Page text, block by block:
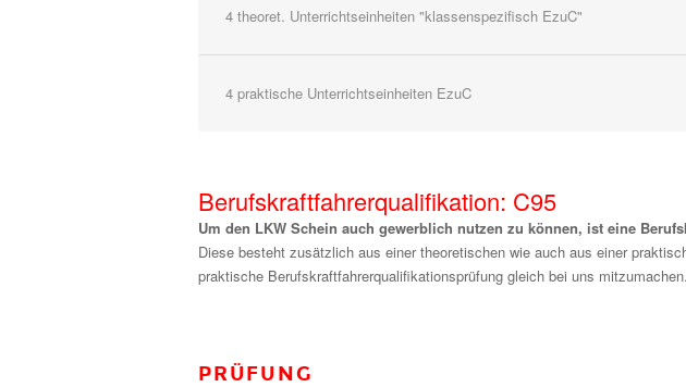
4 theoret. Unterrichtseinheiten "klassenspezifisch EzuC"
4 praktische Unterrichtseinheiten EzuC
Berufskraftfahrerqualifikation: C95
Um den LKW Schein auch gewerblich nutzen zu können, ist eine
Diese besteht zusätzlich aus einer theoretischen wie auch aus einer
praktische Berufskraftfahrerqualifikationsprüfung gleich bei uns mitzumachen.
PRÜFUNG